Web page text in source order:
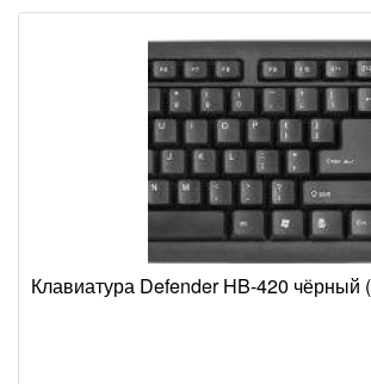
Клавиатура Defender HB-420 чёрный